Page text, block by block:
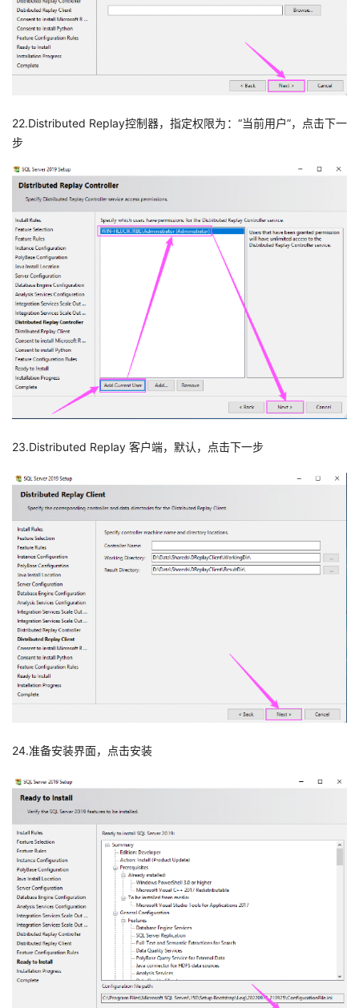
22.Distributed Replay控制器，指定权限为：“当前用户”，点击下一
步
23.Distributed Replay 客户端，默认，点击下一步
24.准备安装界面，点击安装